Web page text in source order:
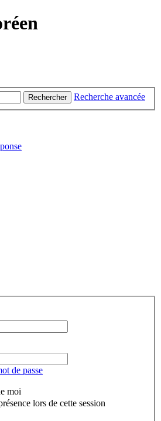
Rechercher Recherche avancée
de passe
moi
lors de cette session